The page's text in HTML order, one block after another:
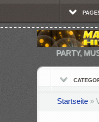
PARTY,
Startseite »